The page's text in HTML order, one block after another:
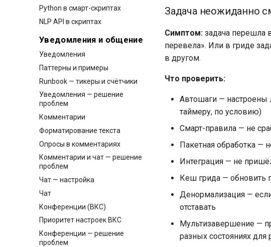
Python в смарт-скриптах
NLP API в скриптах
Уведомления и общение
Уведомления
Паттерны и примеры
Runbook — тикеры и счётчики
Уведомления — решение
проблем
Комментарии
Форматирование текста
Опросы в комментариях
Комментарии и чат — решение
проблем
Чат — настройка
Чат
Конференции (ВКС)
Приоритет настроек ВКС
Конференции — решение
проблем
Задача неожиданно
Симптом: задача перешла
перевела». Или в гриде
в другом.
Что проверить:
Автошаги — настроены
таймеру, по условию)
Смарт-правила — не
Пакетная обработка —
Интеграция — не
Кеш грида — обновить
Денормализация —
отставать
Мультизавершение —
разных состояниях для